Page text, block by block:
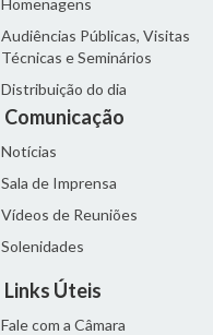
Audiências Públicas, Visitas
Técnicas e Seminários
Distribuição do dia
Comunicação
Notícias
Sala de Imprensa
Vídeos de Reuniões
Solenidades
Links Úteis
Fale com a Câmara